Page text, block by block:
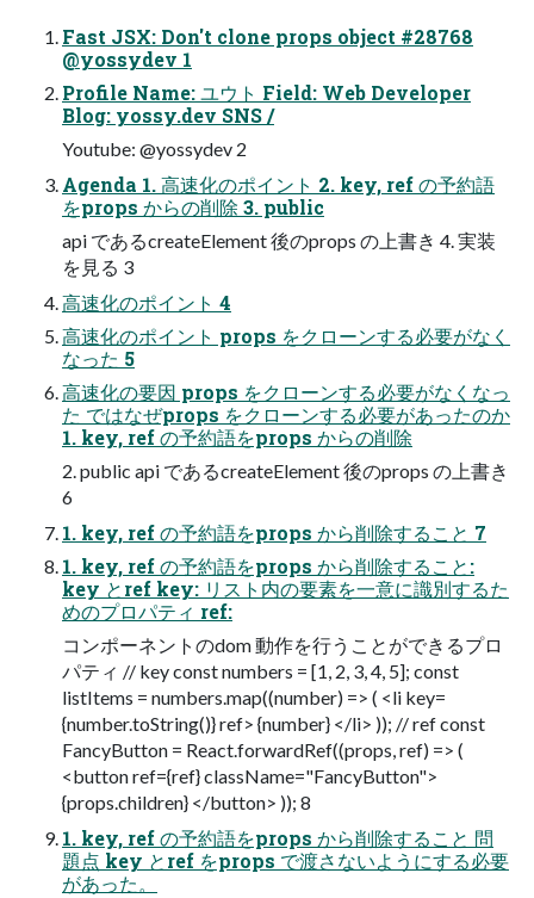
Fast JSX: Don't clone props object #28768
@yossydev 1
Profile Name: ユウト Field: Web Developer
Blog: yossy.dev SNS /
Youtube: @yossydev 2
Agenda 1. 高速化のポイント 2. key, ref の予約語
をprops からの削除 3. public
api であるcreateElement 後のprops の上書き 4. 実装
を見る 3
高速化のポイント 4
高速化のポイント props をクローンする必要がなく
なった 5
高速化の要因 props をクローンする必要がなくなっ
た ではなぜprops をクローンする必要があったのか
1. key, ref の予約語をprops からの削除
2. public api であるcreateElement 後のprops の上書き
6
1. key, ref の予約語をprops から削除すること 7
1. key, ref の予約語をprops から削除すること:
key とref key: リスト内の要素を一意に識別するた
めのプロパティ ref:
コンポーネントのdom 動作を行うことができるプロ
パティ // key const numbers = [1, 2, 3, 4, 5]; const
listItems = numbers.map((number) => ( <li key=
{number.toString()} ref> {number} </li> )); // ref const
FancyButton = React.forwardRef((props, ref) => (
<button ref={ref} className="FancyButton">
{props.children} </button> )); 8
1. key, ref の予約語をprops から削除すること 問
題点 key とref をprops で渡さないようにする必要
があった。